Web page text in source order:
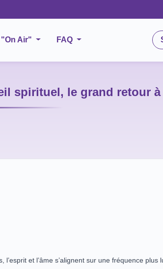
Air" FAQ
spirituel, le grand retour
et l’âme s’alignent sur une fréquence plus